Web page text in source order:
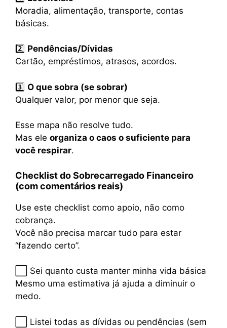
Moradia, alimentação, transporte, contas
básicas.
2️⃣ Pendências/Dívidas
Cartão, empréstimos, atrasos, acordos.
3️⃣ O que sobra (se sobrar)
Qualquer valor, por menor que seja.
Esse mapa não resolve tudo.
Mas ele organiza o caos o suficiente para
você respirar.
Checklist do Sobrecarregado Financeiro
(com comentários reais)
Use este checklist como apoio, não como
cobrança.
Você não precisa marcar tudo para estar
“fazendo certo”.
⬜ Sei quanto custa manter minha vida básica
Mesmo uma estimativa já ajuda a diminuir o
medo.
⬜ Listei todas as dívidas ou pendências (sem